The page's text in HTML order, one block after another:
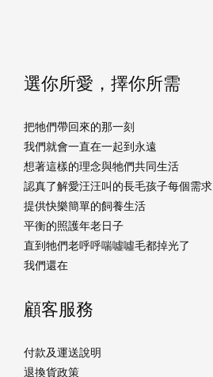
選你所愛，擇你所需
把牠們帶回來的那一刻
我們就會一直在一起到永遠
想著這樣的理念與牠們共同生活
認真了解愛汪汪叫的長毛孩子每個需求
提供快樂簡單的飼養生活
平衡的照護年老日子
直到牠們老呼呼喘噓噓毛都掉光了
我們還在
顧客服務
付款及運送說明
退換貨政策